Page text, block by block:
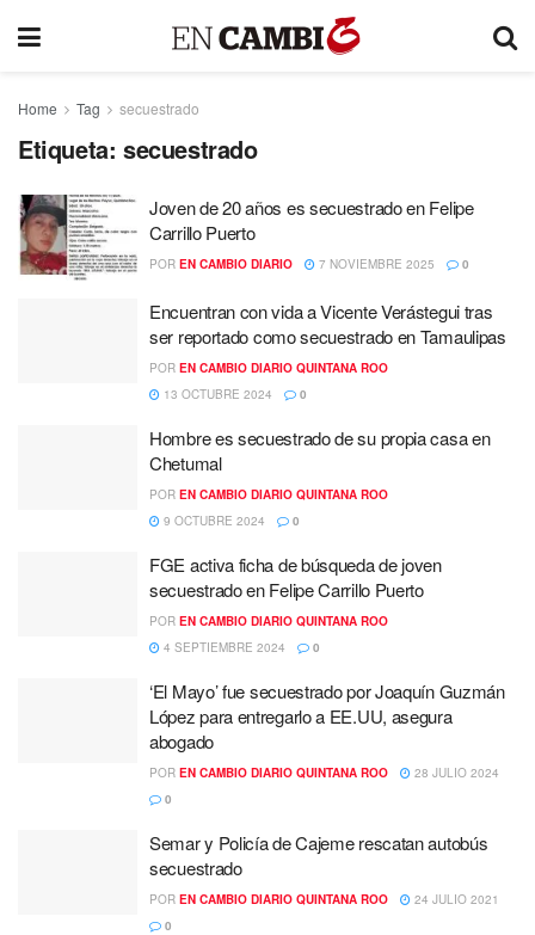
Home Tag secuestrado
Etiqueta: secuestrado
Joven de 20 años es secuestrado en Felipe
Carrillo Puerto
POR EN CAMBIO DIARIO 7 NOVIEMBRE 2025 0
Encuentran con vida a Vicente Verástegui tras
ser reportado como secuestrado en Tamaulipas
POR EN CAMBIO DIARIO QUINTANA ROO
13 OCTUBRE 2024
0
Hombre es secuestrado de su propia casa en
Chetumal
POR EN CAMBIO DIARIO QUINTANA ROO
9 OCTUBRE 2024
0
FGE activa ficha de búsqueda de joven
secuestrado en Felipe Carrillo Puerto
POR EN CAMBIO DIARIO QUINTANA ROO
4 SEPTIEMBRE 2024
0
‘El Mayo’ fue secuestrado por Joaquín Guzmán
López para entregarlo a EE.UU, asegura
abogado
POR EN CAMBIO DIARIO QUINTANA ROO
28 JULIO 2024
0
Semar y Policía de Cajeme rescatan autobús
secuestrado
POR EN CAMBIO DIARIO QUINTANA ROO
24 JULIO 2021
0